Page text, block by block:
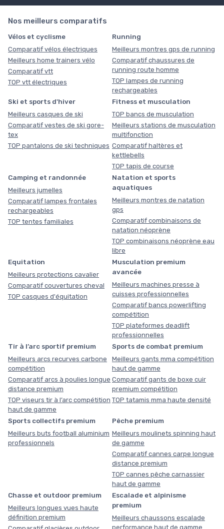
Nos meilleurs comparatifs
Vélos et cyclisme
Comparatif vélos électriques
Meilleurs home trainers vélo
Comparatif vtt
TOP vtt électriques
Running
Meilleurs montres gps de running
Comparatif chaussures de
running route homme
TOP lampes de running
rechargeables
Ski et sports d'hiver
Meilleurs casques de ski
Comparatif vestes de ski gore-
tex
TOP pantalons de ski techniques
Fitness et musculation
TOP bancs de musculation
Meilleurs stations de musculation
multifonction
Comparatif haltères et
kettlebells
TOP tapis de course
Camping et randonnée
Meilleurs jumelles
Comparatif lampes frontales
rechargeables
TOP tentes familiales
Natation et sports
aquatiques
Meilleurs montres de natation
gps
Comparatif combinaisons de
natation néoprène
TOP combinaisons néoprène eau
libre
Equitation
Meilleurs protections cavalier
Comparatif couvertures cheval
TOP casques d'équitation
Musculation premium
avancée
Meilleurs machines presse à
cuisses professionnelles
Comparatif bancs powerlifting
compétition
TOP plateformes deadlift
professionnelles
Tir à l’arc sportif premium
Meilleurs arcs recurves carbone
compétition
Comparatif arcs à poulies longue
distance premium
TOP viseurs tir à l’arc compétition
haut de gamme
Sports de combat premium
Meilleurs gants mma compétition
haut de gamme
Comparatif gants de boxe cuir
premium compétition
TOP tatamis mma haute densité
Sports collectifs premium
Meilleurs buts football aluminium
professionnels
Pêche premium
Meilleurs moulinets spinning haut
de gamme
Comparatif cannes carpe longue
distance premium
TOP cannes pêche carnassier
haut de gamme
Chasse et outdoor premium
Meilleurs longues vues haute
définition premium
Escalade et alpinisme
premium
Meilleurs chaussons escalade
performance haut de gamme